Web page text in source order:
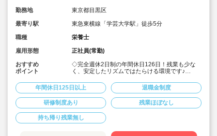
勤務地
東京都目黒区
最寄り駅
東急東横線「学芸大学駅」徒歩5分
職種
栄養士
雇用形態
正社員(常勤)
おすすめ
ポイント
◇完全週休2日制の年間休日126日！残業も少な
く、安定したリズムではたらける環境です♪
を大切にしています。
◇月給252,700円～/賞与1.5～3.0ヶ月！
◇有給休暇は、半日や1時間単位の取得も可能◎
◇残業代は1分単位で支給☆
◇地方から上京される場合、法人が引っ越し代を
補助(規定内) 23区対応の社宅あり！
◇育産休の取得・復帰実績多数！（男性も育休取
得実績あり）時短勤務制度もあり、お仕事に復帰
年間休日125日以上 退職金制度
研修制度あり 残業ほぼなし
持ち帰り残業無し